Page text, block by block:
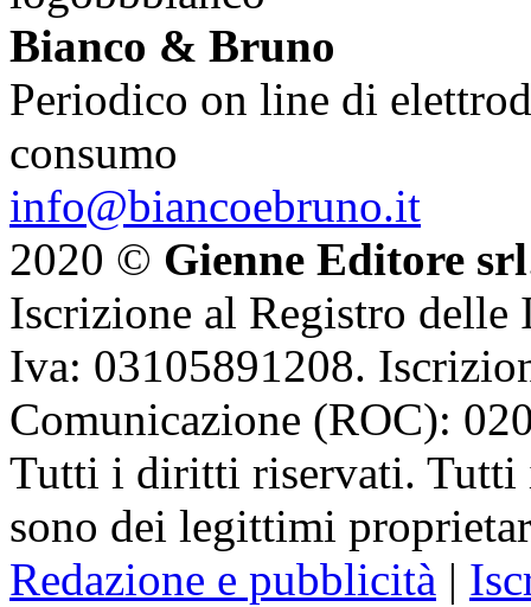
Bianco & Bruno
Periodico on line di
consumo
info@biancoebruno.it
2020 © Gienne Editore srl
Iscrizione al Registro delle
Iva: 03105891208.
Comunicazione (ROC):
Tutti i diritti riservati. Tutti
sono dei legittimi
Redazione e pubblicità |